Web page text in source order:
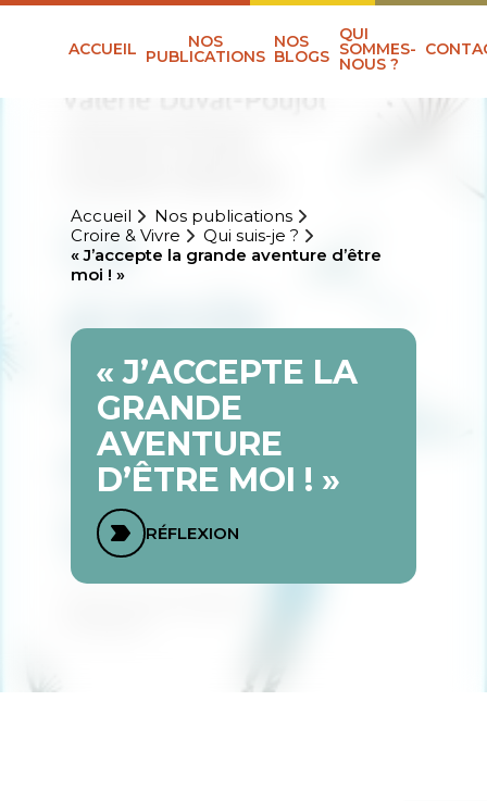
ACCUEIL NOS
PUBLICATIONS
NOS
BLOGS
QUI
SOMMES-
NOUS ?
Accueil
Nos publications
Croire & Vivre
Qui suis-je ?
« J’accepte la grande aventure d’être
moi ! »
« J’ACCEPTE LA
GRANDE
AVENTURE
D’ÊTRE MOI ! »
RÉFLEXION